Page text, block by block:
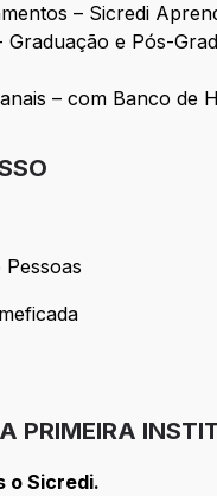
– Sicredi
e Pós-
– com Banco de
Pessoas
Pessoas
PRIMEIRA
o Sicredi.